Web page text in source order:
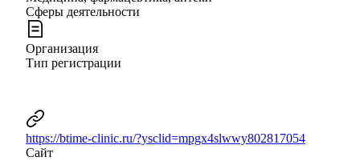
Сферы деятельности
Организация
Тип регистрации
https://btime-clinic.ru/?ysclid=mpgx4slwwy802817054
Сайт